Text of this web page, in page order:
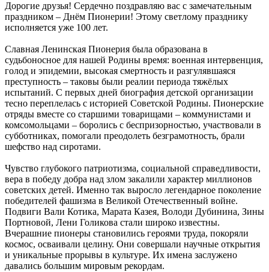
Дорогие друзья! Сердечно поздравляю вас с замечательным
праздником – Днём Пионерии! Этому светлому празднику
исполняется уже 100 лет.
Славная Ленинская Пионерия была образована в
судьбоносное для нашей Родины время: военная интервенция,
голод и эпидемии, высокая смертность и разгулявшаяся
преступность – таковы были реалии периода тяжёлых
испытаний. С первых дней биография детской организации
тесно переплелась с историей Советской Родины. Пионерские
отряды вместе со старшими товарищами – коммунистами и
комсомольцами – боролись с беспризорностью, участвовали в
субботниках, помогали преодолеть безграмотность, брали
шефство над сиротами.
Чувство глубокого патриотизма, социальной справедливости,
вера в победу добра над злом закалили характер миллионов
советских детей. Именно так выросло легендарное поколение
победителей фашизма в Великой Отечественный войне.
Подвиги Вали Котика, Марата Казея, Володи Дубинина, Зины
Портновой, Лени Голикова стали широко известны.
Вчерашние пионеры становились героями труда, покоряли
космос, осваивали целину. Они совершали научные открытия
и уникальные прорывы в культуре. Их имена заслужено
давались большим мировым рекордам.